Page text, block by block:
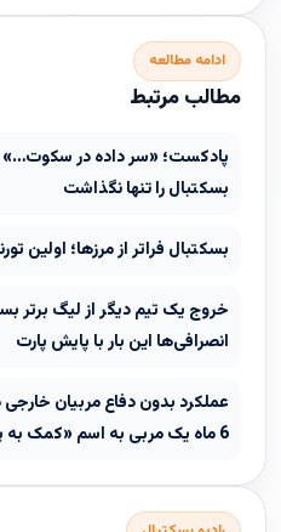
ادامه مطالعه
مطالب مرتبط
پادکست؛ «سر داده در سکوت…»
بسکتبال را تنها نگذاشت
بسکتبال فراتر از مرزها؛ اولین تورنمنت 3×3 ایرانیان
خروج یک تیم دیگر از لیگ برتر
انصرافی‌ها این بار با پایش پارت
عملکرد بدون دفاع مربیان
6 ماه یک مربی به اسم «کمک به پایه‌ها» تغییر می‌کند؟